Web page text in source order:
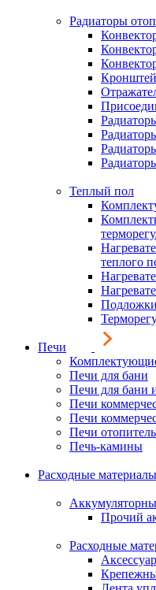
Радиаторы
Теплый пол
теплого
Подложки
Печи
Печи для бани
Печи для бани
Печи
Печи
Печи
Печь-камины
Расходные материалы
Прочий
Расходные